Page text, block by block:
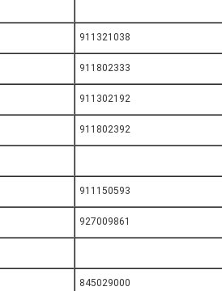
911321038
911802333
911302192
911802392
911150593
927009861
845029000